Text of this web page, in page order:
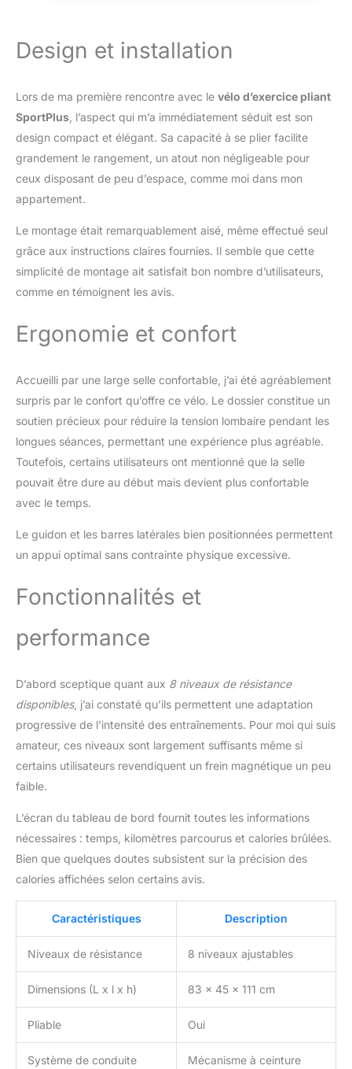
des couleurs exclusives. Mesure du pouls
possible via une mesure intégrée sur le
confortable de haute qualité avec dossier et
poignées latérales ORDINATEUR PLUS
INTELLIGENT
Ordinateur d'entraînement;
affichage pour scan, temps, vitesse,
distance, tr/min., calories, pouls ; grand
écran LCD & bien lisible avec support pour
tablette & smartphone COMPACT & PLIABLE
(LxlxH : env. 83x45x111 cm) et peut être
rangé partout lorsqu'il est plié (LxlxH :
50x45x150 cm) à l'aide des roulettes de
transport intégrées. Les personnes pesant
jusqu'à 110 kg et mesurant jusqu'à 190 cm
POUR TOI - Depuis 20 ans, SportPlus produit
des appareils de sport de haute qualité et
question, notre service à Hambourg se fera
un plaisir de s'en occuper personnellement.
ton appareil, nous tenons un stock
permanent de pièces d'usure et de rechange
afin de garantir la longévité et la durabilité de
ton appareil. Des accessoires sont
Design et installation
Lors de ma première rencontre avec le vélo d’exercice pliant
SportPlus , l’aspect qui m’a immédiatement séduit est son
design compact et élégant. Sa capacité à se plier facilite
grandement le rangement, un atout non négligeable pour
ceux disposant de peu d’espace, comme moi dans mon
appartement.
Le montage était remarquablement aisé, même effectué seul
grâce aux instructions claires fournies. Il semble que cette
simplicité de montage ait satisfait bon nombre d’utilisateurs,
comme en témoignent les avis.
Ergonomie et confort
Accueilli par une large selle confortable, j’ai été agréablement
surpris par le confort qu’offre ce vélo. Le dossier constitue un
soutien précieux pour réduire la tension lombaire pendant les
longues séances, permettant une expérience plus agréable.
Toutefois, certains utilisateurs ont mentionné que la selle
pouvait être dure au début mais devient plus confortable
avec le temps.
Le guidon et les barres latérales bien positionnées permettent
un appui optimal sans contrainte physique excessive.
Fonctionnalités et
performance
D’abord sceptique quant aux 8 niveaux de résistance
disponibles, j’ai constaté qu’ils permettent une adaptation
progressive de l’intensité des entraînements. Pour moi qui suis
amateur, ces niveaux sont largement suffisants même si
certains utilisateurs revendiquent un frein magnétique un peu
faible.
L’écran du tableau de bord fournit toutes les informations
nécessaires : temps, kilomètres parcourus et calories brûlées.
Bien que quelques doutes subsistent sur la précision des
calories affichées selon certains avis.
Caractéristiques Description
Niveaux de résistance 8 niveaux ajustables
Dimensions (L x l x h) 83 x 45 x 111 cm
Pliable Oui
Système de conduite Mécanisme à ceinture